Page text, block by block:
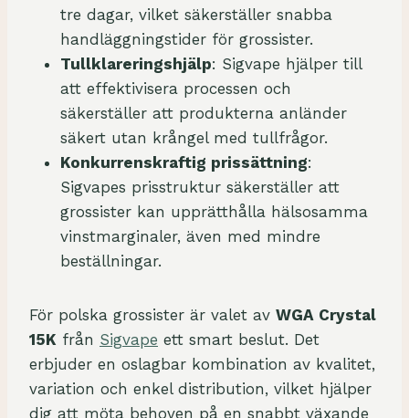
tre dagar, vilket säkerställer snabba
handläggningstider för grossister.
Tullklareringshjälp: Sigvape hjälper till
att effektivisera processen och
säkerställer att produkterna anländer
säkert utan krångel med tullfrågor.
Konkurrenskraftig prissättning:
Sigvapes prisstruktur säkerställer att
grossister kan upprätthålla hälsosamma
vinstmarginaler, även med mindre
beställningar.
För polska grossister är valet av WGA Crystal
15K från Sigvape ett smart beslut. Det
erbjuder en oslagbar kombination av kvalitet,
variation och enkel distribution, vilket hjälper
dig att möta behoven på en snabbt växande